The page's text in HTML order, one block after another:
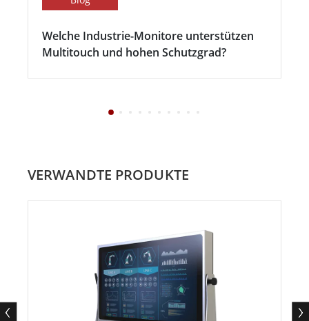
Welche Industrie-Monitore unterstützen
Multitouch und hohen Schutzgrad?
VERWANDTE PRODUKTE